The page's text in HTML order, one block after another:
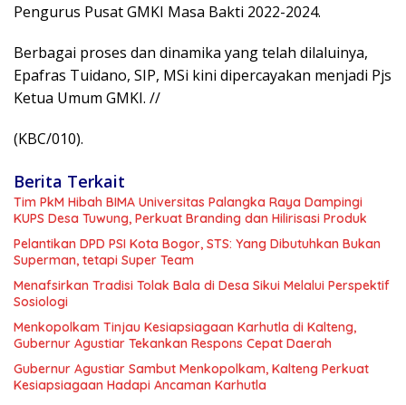
Pengurus Pusat GMKI Masa Bakti 2022-2024.
Berbagai proses dan dinamika yang telah dilaluinya,
Epafras Tuidano, SIP, MSi kini dipercayakan menjadi Pjs
Ketua Umum GMKI. //
(KBC/010).
Berita Terkait
Tim PkM Hibah BIMA Universitas Palangka Raya Dampingi
KUPS Desa Tuwung, Perkuat Branding dan Hilirisasi Produk
Pelantikan DPD PSI Kota Bogor, STS: Yang Dibutuhkan Bukan
Superman, tetapi Super Team
Menafsirkan Tradisi Tolak Bala di Desa Sikui Melalui Perspektif
Sosiologi
Menkopolkam Tinjau Kesiapsiagaan Karhutla di Kalteng,
Gubernur Agustiar Tekankan Respons Cepat Daerah
Gubernur Agustiar Sambut Menkopolkam, Kalteng Perkuat
Kesiapsiagaan Hadapi Ancaman Karhutla